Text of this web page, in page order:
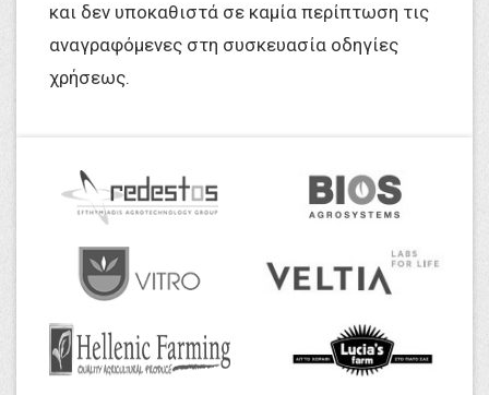
και δεν υποκαθιστά σε καμία περίπτωση τις
αναγραφόμενες στη συσκευασία οδηγίες
χρήσεως.